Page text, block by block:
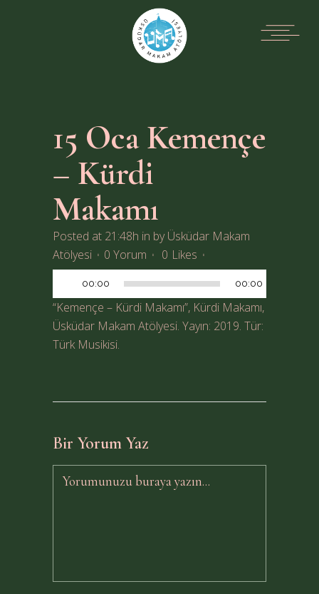
15 OcaKemençe
– Kürdi
Makamı
Posted at 21:48h in byÜsküdar Makam
Atölyesi
0 Yorum 0 Likes
00:00 00:00
“Kemençe – Kürdi Makamı”, Kürdi Makamı,
Üsküdar Makam Atölyesi. Yayın: 2019. Tür:
Türk Musikisi.
Bir Yorum Yaz